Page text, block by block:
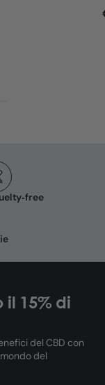
il 15% di
del CBD con
del